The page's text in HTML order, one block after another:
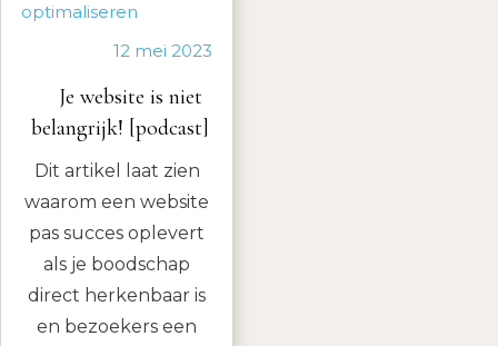
optimaliseren
12 mei 2023
Je website is niet
belangrijk! [podcast]
Dit artikel laat zien
waarom een website
pas succes oplevert
als je boodschap
direct herkenbaar is
en bezoekers een